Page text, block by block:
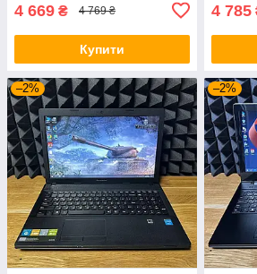
4 669 ₴ 4 769 ₴
Купити
4 785
–2% –2%